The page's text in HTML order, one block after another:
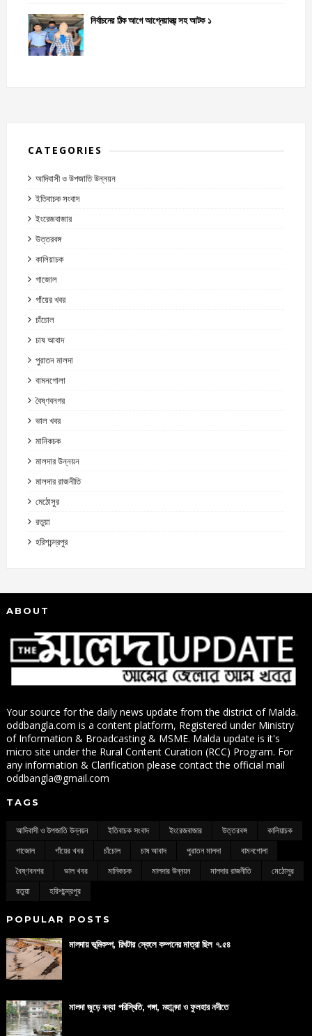
নির্বাচনের ঠিক আগে আগ্নেয়াস্ত্র সহ আটক ১
CATEGORIES
আদিবাসী ও উপজাতি উন্নয়ন
ইতিবাচক সংবাদ
ইংরেজবাজার
উত্তরবঙ্গ
কালিয়াচক
গাজোল
গাঁয়ের খবর
চাঁচোল
চাষ আবাদ
পুরাতন মালদা
বামনগোলা
বৈষ্ণবনগর
ভাল খবর
মানিকচক
মালদার উন্নয়ন
মালদার রাজনীতি
মেঠোসুর
রতুয়া
হরিশচন্দ্রপুর
ABOUT
Your source for the daily news update from the district of Malda.
oddbangla.com is a content platform, Registered under Ministry
of Information & Broadcasting & MSME. Malda update is it's
micro site under the Rural Content Curation (RCC) Program. For
any information & Clarification please contact the official mail
oddbangla@gmail.com
TAGS
আদিবাসী ও উপজাতি উন্নয়ন ইতিবাচক সংবাদ ইংরেজবাজার উত্তরবঙ্গ
কালিয়াচক
গাজোল
গাঁয়ের খবর চাঁচোল চাষ আবাদ পুরাতন মালদা
বামনগোলা
বৈষ্ণবনগর
ভাল খবর মানিকচক মালদার উন্নয়ন মালদার রাজনীতি
মেঠোসুর
রতুয়া
হরিশচন্দ্রপুর
POPULAR POSTS
মালদায় ভূমিকম্প, রিখটার স্কেলে কম্পনের মাত্রা ছিল ৭.৫৪
মালদা জুড়ে বন্যা পরিস্থিতি, গঙ্গা, মহানন্দা ও ফুলহার নদীতে